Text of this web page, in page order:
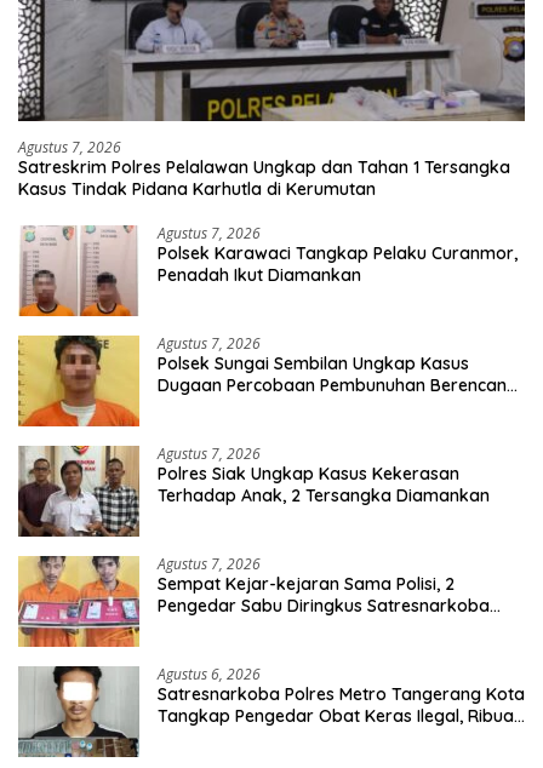
Agustus 7, 2026
Satreskrim Polres Pelalawan Ungkap dan Tahan 1 Tersangka
Kasus Tindak Pidana Karhutla di Kerumutan
Agustus 7, 2026
Polsek Karawaci Tangkap Pelaku Curanmor,
Penadah Ikut Diamankan
Agustus 7, 2026
Polsek Sungai Sembilan Ungkap Kasus
Dugaan Percobaan Pembunuhan Berencana,
Agustus 7, 2026
Polres Siak Ungkap Kasus Kekerasan
Terhadap Anak, 2 Tersangka Diamankan
Agustus 7, 2026
Sempat Kejar-kejaran Sama Polisi, 2
Pengedar Sabu Diringkus Satresnarkoba
Agustus 6, 2026
Satresnarkoba Polres Metro Tangerang Kota
Tangkap Pengedar Obat Keras Ilegal, Ribuan